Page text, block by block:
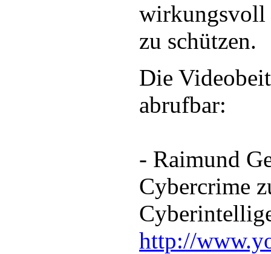
wirkungsvoll
zu schützen.
Die
abrufbar:
- Raimund
Cybercrime
http://